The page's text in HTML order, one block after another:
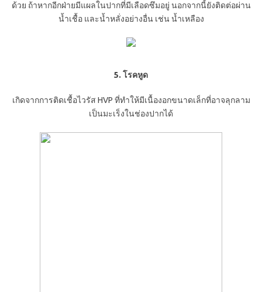
ด้วย ถ้าหากอีกฝ่ายมีแผลในปากที่มีเลือดซึมอยู่ นอกจากนี้ยังติดต่อผ่าน
น้ำเชื้อ และน้ำหลั่งอย่างอื่น เช่น น้ำเหลือง
5. โรคหูด
เกิดจากการติดเชื้อไวรัส HVP ที่ทำให้มีเนื้องอกขนาดเล็กที่อาจลุกลาม
เป็นมะเร็งในช่องปากได้